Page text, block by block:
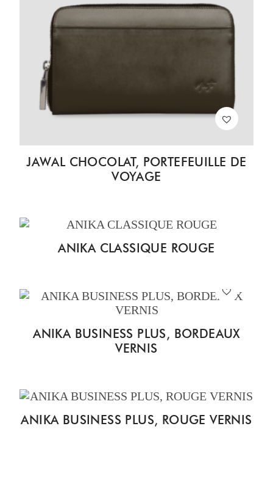
JAWAL CHOCOLAT, PORTEFEUILLE DE
VOYAGE
ANIKA CLASSIQUE ROUGE
ANIKA BUSINESS PLUS, BORDEAUX
VERNIS
ANIKA BUSINESS PLUS, ROUGE VERNIS